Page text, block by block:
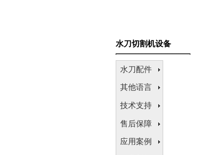
水刀切割机设备
水刀配件
其他语言
技术支持
售后保障
应用案例